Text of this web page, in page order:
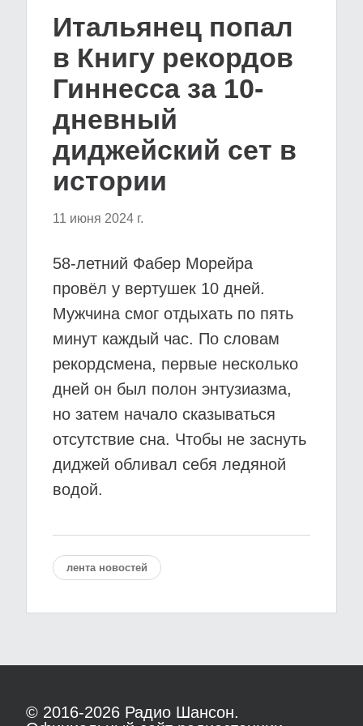
Итальянец попал
в Книгу рекордов
Гиннесса за 10-
дневный
диджейский сет в
истории
11 июня 2024 г.
58-летний Фабер Морейра
провёл у вертушек 10 дней.
Мужчина смог отдыхать по пять
минут каждый час. По словам
рекордсмена, первые несколько
дней он был полон энтузиазма,
но затем начало сказываться
отсутствие сна. Чтобы не заснуть
диджей обливал себя ледяной
водой.
лента новостей
© 2016-2026 Радио Шансон.